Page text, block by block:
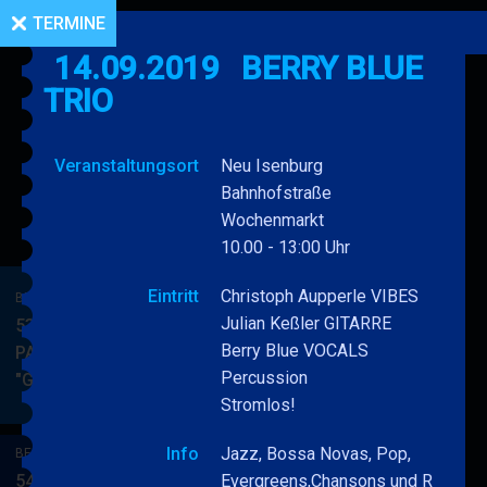
BERRY BLUE & BAND
53. JAZZ Matinee in den
PARKSIDE STUDIOS
"Gypsy Jazz"
BAND
BERRY BLUE & BAND
54. JAZZ Matinee in den
TERMINE
14.09.2019
BERRY BLUE
TRIO
Veranstaltungsort
Neu Isenburg
Bahnhofstraße
Wochenmarkt
10.00 - 13:00 Uhr
Eintritt
Christoph Aupperle VIBES
Julian Keßler GITARRE
Berry Blue VOCALS
Percussion
Stromlos!
Info
Jazz, Bossa Novas, Pop,
Evergreens,Chansons und R